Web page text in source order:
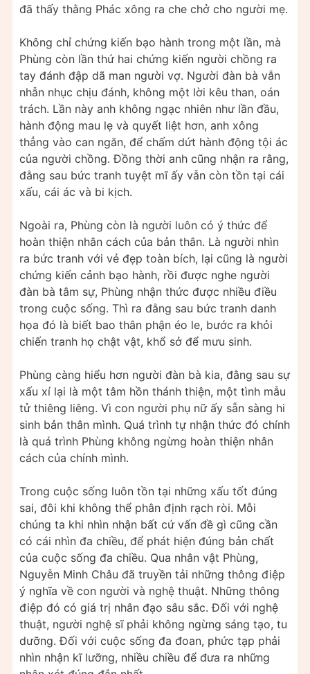
đã thấy thằng Phác xông ra che chở cho người mẹ.
Không chỉ chứng kiến bạo hành trong một lần, mà
Phùng còn lần thứ hai chứng kiến người chồng ra
tay đánh đập dã man người vợ. Người đàn bà vẫn
nhẫn nhục chịu đánh, không một lời kêu than, oán
trách. Lần này anh không ngạc nhiên như lần đầu,
hành động mau lẹ và quyết liệt hơn, anh xông
thẳng vào can ngăn, để chấm dứt hành động tội ác
của người chồng. Đồng thời anh cũng nhận ra rằng,
đằng sau bức tranh tuyệt mĩ ấy vẫn còn tồn tại cái
xấu, cái ác và bi kịch.
Ngoài ra, Phùng còn là người luôn có ý thức để
hoàn thiện nhân cách của bản thân. Là người nhìn
ra bức tranh với vẻ đẹp toàn bích, lại cũng là người
chứng kiến cảnh bạo hành, rồi được nghe người
đàn bà tâm sự, Phùng nhận thức được nhiều điều
trong cuộc sống. Thì ra đằng sau bức tranh danh
họa đó là biết bao thân phận éo le, bước ra khỏi
chiến tranh họ chật vật, khổ sở để mưu sinh.
Phùng càng hiểu hơn người đàn bà kia, đằng sau sự
xấu xí lại là một tâm hồn thánh thiện, một tình mẫu
tử thiêng liêng. Vì con người phụ nữ ấy sẵn sàng hi
sinh bản thân mình. Quá trình tự nhận thức đó chính
là quá trình Phùng không ngừng hoàn thiện nhân
cách của chính mình.
Trong cuộc sống luôn tồn tại những xấu tốt đúng
sai, đôi khi không thể phân định rạch ròi. Mỗi
chúng ta khi nhìn nhận bất cứ vấn đề gì cũng cần
có cái nhìn đa chiều, để phát hiện đúng bản chất
của cuộc sống đa chiều. Qua nhân vật Phùng,
Nguyễn Minh Châu đã truyền tải những thông điệp
ý nghĩa về con người và nghệ thuật. Những thông
điệp đó có giá trị nhân đạo sâu sắc. Đối với nghệ
thuật, người nghệ sĩ phải không ngừng sáng tạo, tu
dưỡng. Đối với cuộc sống đa đoan, phức tạp phải
nhìn nhận kĩ lưỡng, nhiều chiều để đưa ra những